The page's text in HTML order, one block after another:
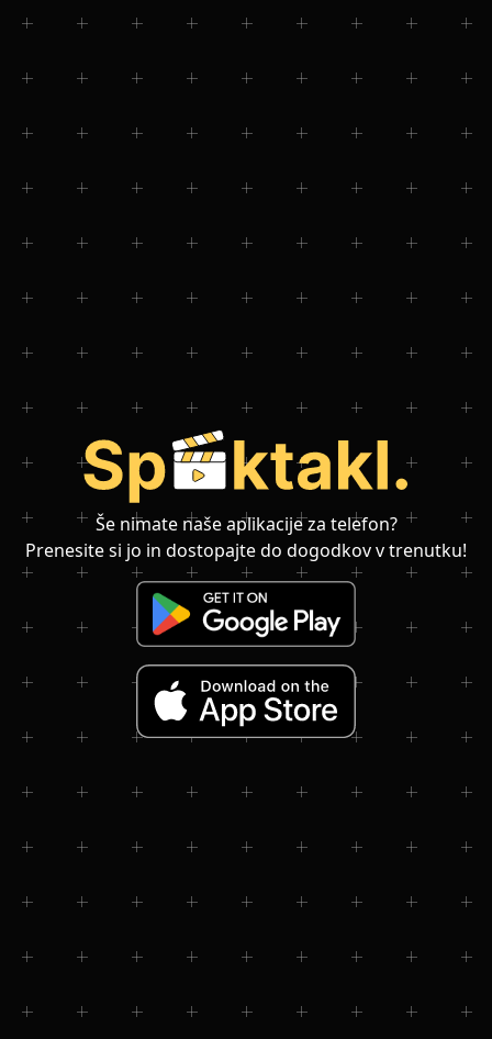
Še nimate naše aplikacije za telefon?
Prenesite si jo in dostopajte do dogodkov v trenutku!